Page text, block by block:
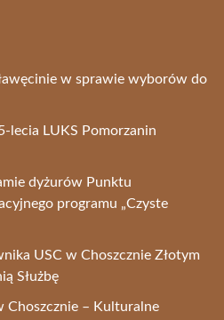
w sprawie wyborów do
lecia LUKS Pomorzanin
dyżurów Punktu
programu „Czyste
USC w Choszcznie Złotym
Służbę
Choszcznie – Kulturalne